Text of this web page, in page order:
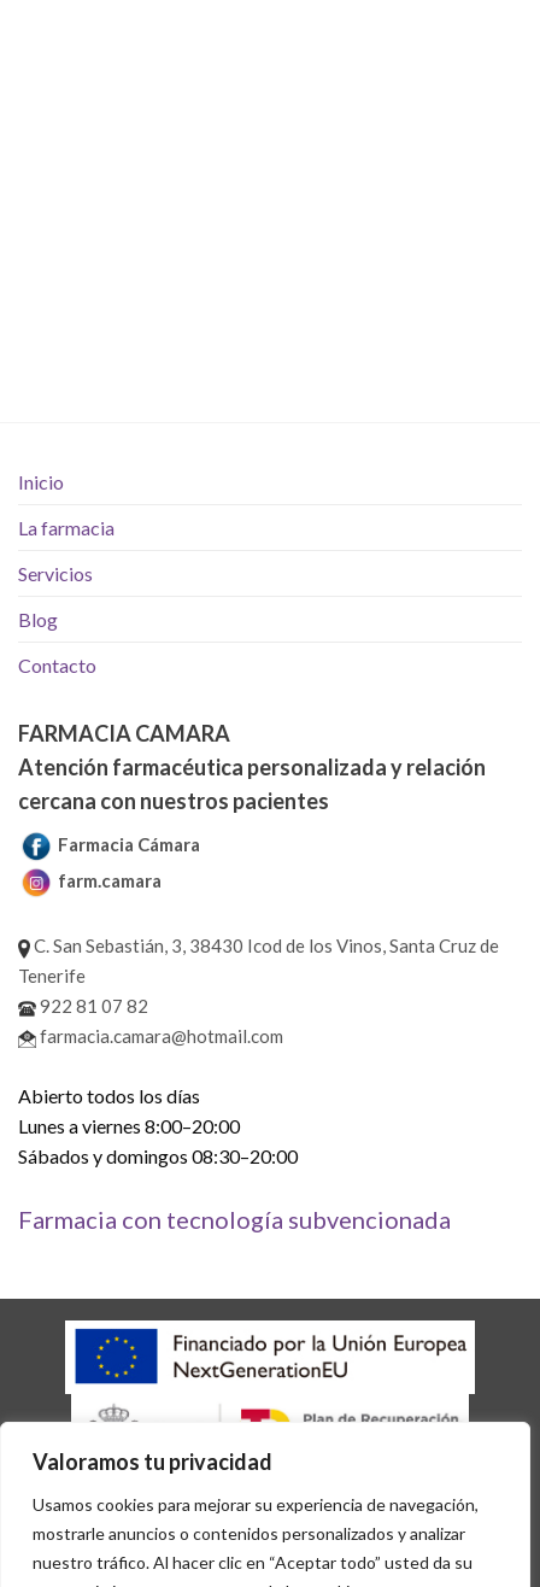
Valoramos tu privacidad
Usamos cookies para mejorar su experiencia de navegación,
mostrarle anuncios o contenidos personalizados y analizar
nuestro tráfico. Al hacer clic en “Aceptar todo” usted da su
Inicio
La farmacia
Servicios
Blog
Contacto
FARMACIA CAMARA
Atención farmacéutica personalizada y relación
cercana con nuestros pacientes
Farmacia Cámara
farm.camara
C. San Sebastián, 3, 38430 Icod de los Vinos, Santa Cruz de
Tenerife
922 81 07 82
farmacia.camara@hotmail.com
Abierto todos los días
Lunes a viernes 8:00–20:00
Sábados y domingos 08:30–20:00
Farmacia con tecnología subvencionada
AVISO LEGAL POLÍTICA DE COOKIES
POLÍTICA DE PRIVACIDAD
ACCESIBILIDAD
Copyright 2026 © Desarrollado por Sisfarma